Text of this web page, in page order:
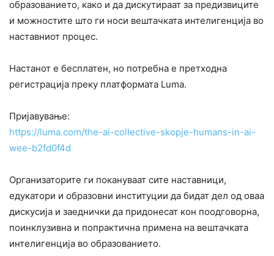
образованието, како и да дискутираат за предизвиците
и можностите што ги носи вештачката интелигенција во
наставниот процес.
Настанот е бесплатен, но потребна е претходна
регистрација преку платформата Luma.
Пријавување:
https://luma.com/the-ai-collective-skopje-humans-in-ai-
wee-b2fd0f4d
Организаторите ги покануваат сите наставници,
едукатори и образовни институции да бидат дел од оваа
дискусија и заеднички да придонесат кон поодговорна,
поинклузивна и попрактична примена на вештачката
интелигенција во образованието.